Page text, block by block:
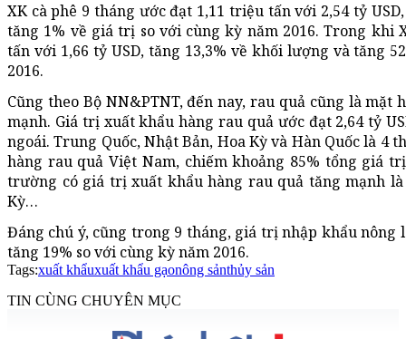
XK cà phê 9 tháng ước đạt 1,11 triệu tấn với 2,54 tỷ
tăng 1% về giá trị so với cùng kỳ năm 2016. Trong khi
tấn với 1,66 tỷ USD, tăng 13,3% về khối lượng và tăng
2016.
Cũng theo Bộ NN&PTNT, đến nay, rau quả cũng là
mạnh. Giá trị xuất khẩu hàng rau quả ước đạt 2,64 tỷ
ngoái. Trung Quốc, Nhật Bản, Hoa Kỳ và Hàn Quốc là 4
hàng rau quả Việt Nam, chiếm khoảng 85% tổng giá
trường có giá trị xuất khẩu hàng rau quả tăng mạnh là
Kỳ…
Đáng chú ý, cũng trong 9 tháng, giá trị nhập khẩu nông
tăng 19% so với cùng kỳ năm 2016.
Tags:xuất khẩuxuất khẩu gạonông sảnthủy sản
TIN CÙNG CHUYÊN MỤC